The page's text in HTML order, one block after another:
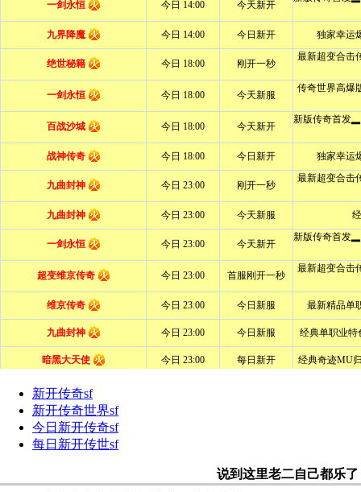
新开传奇sf
新开传奇世界sf
今日新开传奇sf
每日新开传世sf
说到这里老二自己都乐了